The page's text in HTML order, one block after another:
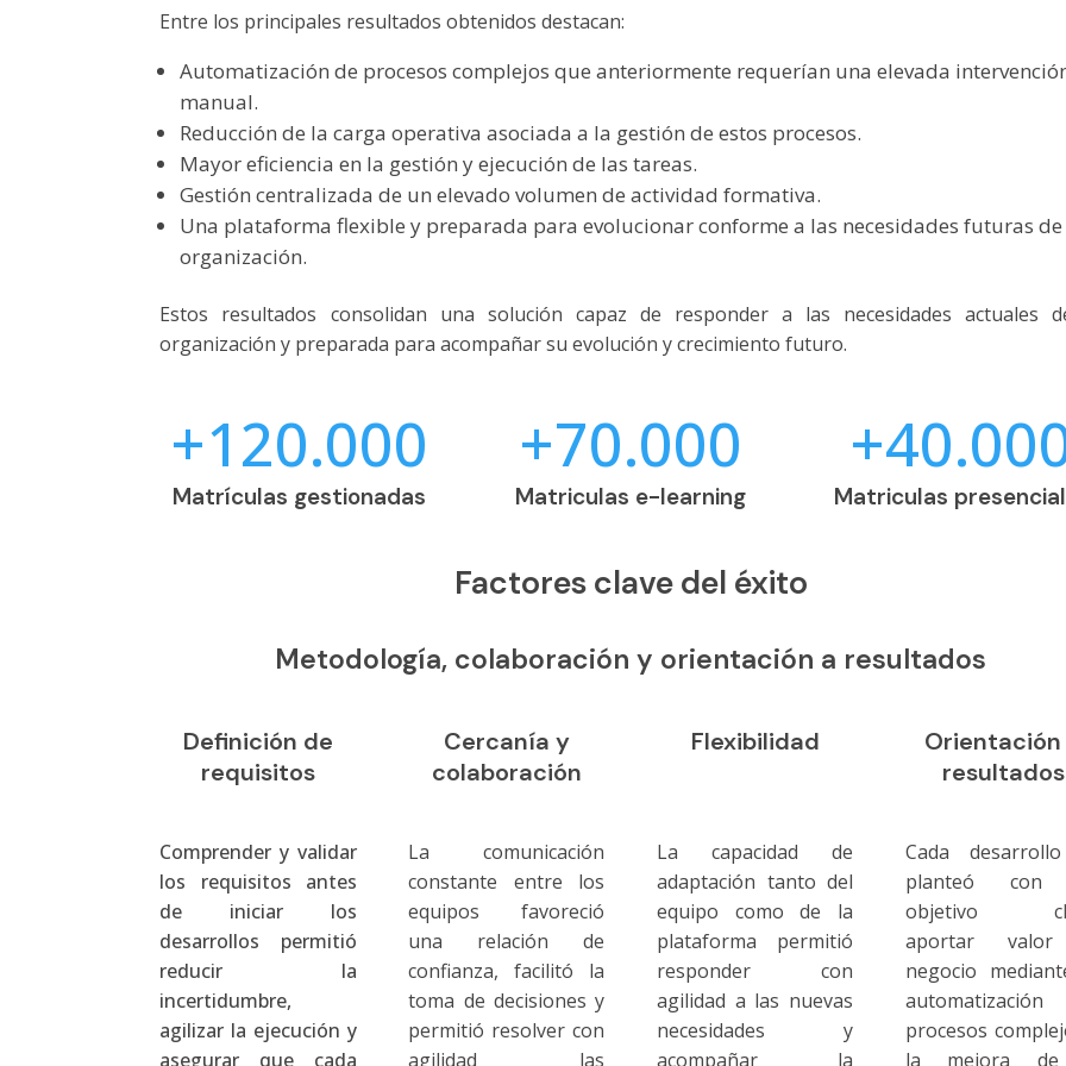
Entre los principales resultados obtenidos destacan:
Automatización de procesos complejos que anteriormente requerían una elevada
manual.
Reducción de la carga operativa asociada a la gestión de estos procesos.
Mayor eficiencia en la gestión y ejecución de las tareas.
Gestión centralizada de un elevado volumen de actividad formativa.
Una plataforma flexible y preparada para evolucionar conforme a las necesidades futuras de
organización.
Estos resultados consolidan una solución capaz de responder a las necesidades actuales
organización y preparada para acompañar su evolución y crecimiento futuro.
+120.000
Matrículas gestionadas
+70.000
Matriculas e-learning Matriculas
Factores clave del éxito
Metodología, colaboración y orientación a resultados
Definición de
requisitos
Cercanía y
colaboración
Flexibilidad
Orientación
resultados
Comprender y validar
los requisitos antes
de iniciar los
desarrollos permitió
reducir la
incertidumbre,
agilizar la ejecución y
asegurar que cada
La comunicación
constante entre los
equipos favoreció
una relación de
confianza, facilitó la
toma de decisiones y
permitió resolver con
agilidad las
La capacidad de
adaptación tanto del
equipo como de la
plataforma permitió
responder con
agilidad a las nuevas
necesidades y
acompañar la
Cada
planteó con
objetivo
aportar
negocio
procesos
la mejora